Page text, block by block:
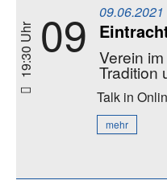
19:30 Uhr09 09.06.2021
Verein
Tradition
Talk in
mehr